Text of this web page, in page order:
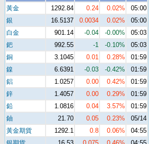
黃金
1292.84 0.24 0.02%
05:00
銀
16.5137 0.0034 0.02%
05:00
白金
901.14 -0.04 -0.00%
05:03
鈀
992.55 -1 -0.10%
05:03
銅
3.1045 0.01 0.28%
01:59
鎳
6.6391 -0.03 -0.42%
01:59
鋁
1.0257 0.00 0.42%
01:59
鋅
1.4057 0.00 0.29%
01:59
鉛
1.0816 0.04 3.57%
01:59
鈾
21.70 0.05 0.23%
05/14
黃金期貨
1292.1 0.8 0.06%
04:55